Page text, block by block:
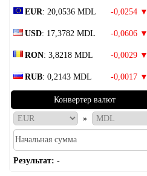
EUR: 20,0536 MDL -0,0254 ▼
USD: 17,3782 MDL -0,0606 ▼
RON: 3,8218 MDL -0,0029 ▼
RUB: 0,2143 MDL -0,0017 ▼
Конвертер валют
»
Результат: -